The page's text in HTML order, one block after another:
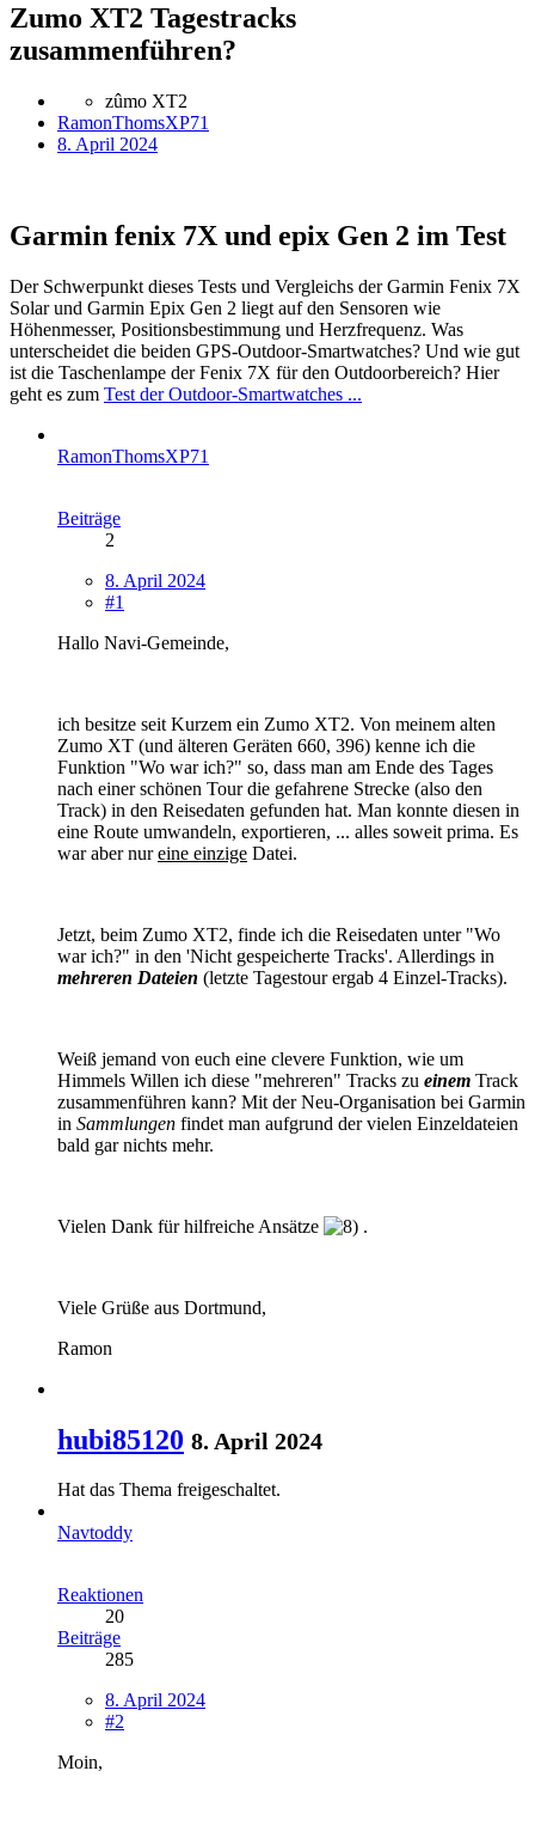
Zumo XT2 Tagestracks
zusammenführen?
zûmo XT2
RamonThomsXP71
8. April 2024
Garmin fenix 7X und epix Gen 2 im Test
Der Schwerpunkt dieses Tests und Vergleichs der Garmin Fenix 7X
Solar und Garmin Epix Gen 2 liegt auf den Sensoren wie
Höhenmesser, Positionsbestimmung und Herzfrequenz. Was
unterscheidet die beiden GPS-Outdoor-Smartwatches? Und wie gut
ist die Taschenlampe der Fenix 7X für den Outdoorbereich? Hier
geht es zum Test der Outdoor-Smartwatches ...
RamonThomsXP71
Beiträge
2
8. April 2024
#1
Hallo Navi-Gemeinde,
ich besitze seit Kurzem ein Zumo XT2. Von meinem alten
Zumo XT (und älteren Geräten 660, 396) kenne ich die
Funktion "Wo war ich?" so, dass man am Ende des Tages
nach einer schönen Tour die gefahrene Strecke (also den
Track) in den Reisedaten gefunden hat. Man konnte diesen in
eine Route umwandeln, exportieren, ... alles soweit prima. Es
war aber nureine einzige Datei.
Jetzt, beim Zumo XT2, finde ich die Reisedaten unter "Wo
war ich?" in den 'Nicht gespeicherte Tracks'. Allerdings in
mehreren Dateien (letzte Tagestour ergab 4 Einzel-Tracks).
Weiß jemand von euch eine clevere Funktion, wie um
Himmels Willen ich diese "mehreren" Tracks zu einem Track
zusammenführen kann? Mit der Neu-Organisation bei Garmin
in Sammlungen findet man aufgrund der vielen Einzeldateien
bald gar nichts mehr.
Vielen Dank für hilfreiche Ansätze .
Viele Grüße aus Dortmund,
Ramon
hubi85120 8. April 2024
Hat das Thema freigeschaltet.
Navtoddy
Reaktionen
20
Beiträge
285
8. April 2024
#2
Moin,